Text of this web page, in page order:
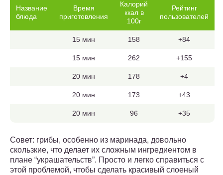
Название
блюда
Время
приготовления
Калорий
ккал в
100г
Рейтинг
пользователей
15 мин 158 +84
15 мин 262 +155
20 мин 178 +4
20 мин 173 +43
20 мин 96 +35
Совет: грибы, особенно из маринада, довольно
скользкие, что делает их сложным ингредиентом в
плане “украшательств”. Просто и легко справиться с
этой проблемой, чтобы сделать красивый слоеный